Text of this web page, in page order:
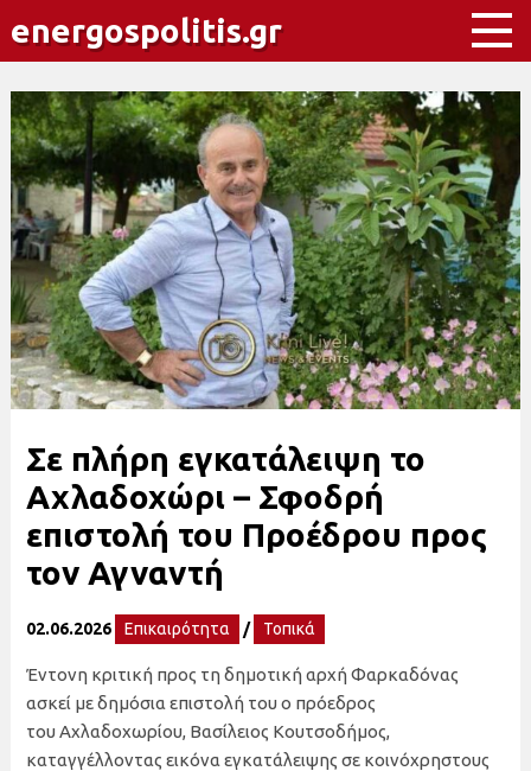
energospolitis.gr
Σε πλήρη εγκατάλειψη το
Αχλαδοχώρι – Σφοδρή
επιστολή του Προέδρου προς
τον Αγναντή
02.06.2026 Επικαιρότητα / Τοπικά
Έντονη κριτική προς τη δημοτική αρχή Φαρκαδόνας
ασκεί με δημόσια επιστολή του ο πρόεδρος
του Αχλαδοχωρίου, Βασίλειος Κουτσοδήμος,
καταγγέλλοντας εικόνα εγκατάλειψης σε κοινόχρηστους